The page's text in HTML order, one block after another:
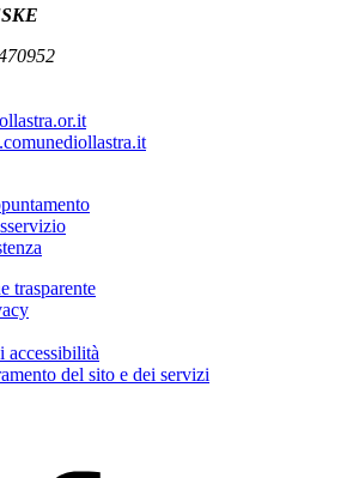
trasparente
accessibilità
del sito e dei servizi